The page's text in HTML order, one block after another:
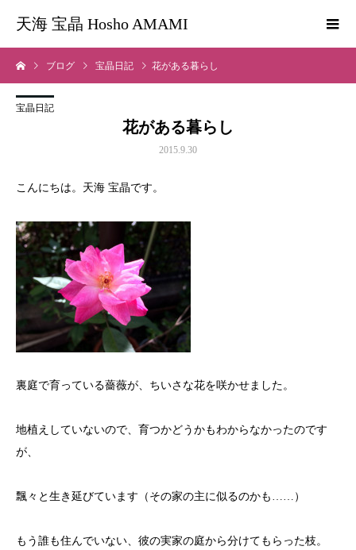
天海 宝晶 Hosho AMAMI
ブログ 宝晶日記 花がある暮らし
宝晶日記
花がある暮らし
2015.9.30
こんにちは。天海 宝晶です。
裏庭で育っている薔薇が、ちいさな花を咲かせました。
地植えしていないので、育つかどうかもわからなかったのです
が、
飄々と生き延びています（その家の主に似るのかも……）
もう誰も住んでいない、彼の実家の庭から分けてもらった枝。